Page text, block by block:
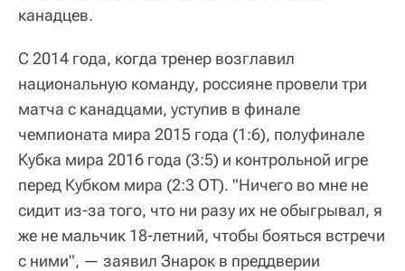
канадцев.
С 2014 года, когда тренер возглавил
национальную команду, россияне провели три
матча с канадцами, уступив в финале
чемпионата мира 2015 года (1:6), полуфинале
Кубка мира 2016 года (3:5) и контрольной игре
перед Кубком мира (2:3 ОТ). "Ничего во мне не
сидит из-за того, что ни разу их не обыгрывал, я
же не мальчик 18-летний, чтобы бояться встречи
с ними", — заявил Знарок в преддверии